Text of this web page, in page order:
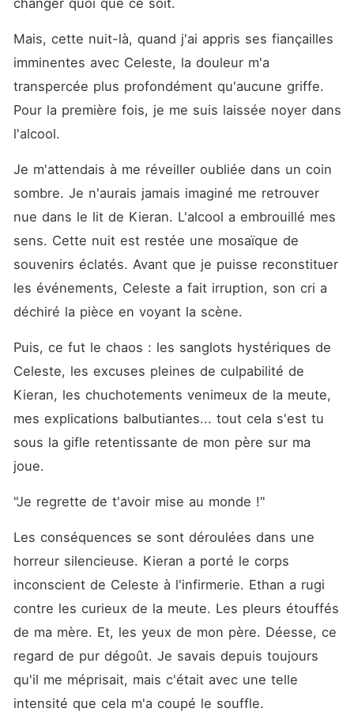
changer quoi que ce soit.
Mais, cette nuit-là, quand j'ai appris ses fiançailles
imminentes avec Celeste, la douleur m'a
transpercée plus profondément qu'aucune griffe.
Pour la première fois, je me suis laissée noyer dans
l'alcool.
Je m'attendais à me réveiller oubliée dans un coin
sombre. Je n'aurais jamais imaginé me retrouver
nue dans le lit de Kieran. L'alcool a embrouillé mes
sens. Cette nuit est restée une mosaïque de
souvenirs éclatés. Avant que je puisse reconstituer
les événements, Celeste a fait irruption, son cri a
déchiré la pièce en voyant la scène.
Puis, ce fut le chaos : les sanglots hystériques de
Celeste, les excuses pleines de culpabilité de
Kieran, les chuchotements venimeux de la meute,
mes explications balbutiantes... tout cela s'est tu
sous la gifle retentissante de mon père sur ma
joue.
"Je regrette de t'avoir mise au monde !"
Les conséquences se sont déroulées dans une
horreur silencieuse. Kieran a porté le corps
inconscient de Celeste à l'infirmerie. Ethan a rugi
contre les curieux de la meute. Les pleurs étouffés
de ma mère. Et, les yeux de mon père. Déesse, ce
regard de pur dégoût. Je savais depuis toujours
qu'il me méprisait, mais c'était avec une telle
intensité que cela m'a coupé le souffle.